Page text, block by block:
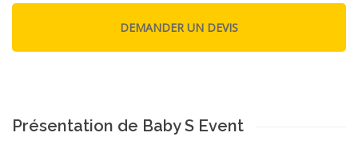
Présentation de Baby S Event